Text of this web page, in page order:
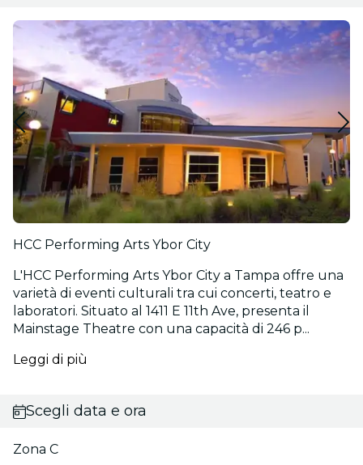
HCC Performing Arts Ybor City
L'HCC Performing Arts Ybor City a Tampa offre una
varietà di eventi culturali tra cui concerti, teatro e
laboratori. Situato al 1411 E 11th Ave, presenta il
Mainstage Theatre con una capacità di 246 p...
Leggi di più
Scegli data e ora
Zona C